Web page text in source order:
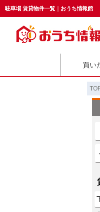
駐車場 賃貸物件一覧｜おうち情報館
買い